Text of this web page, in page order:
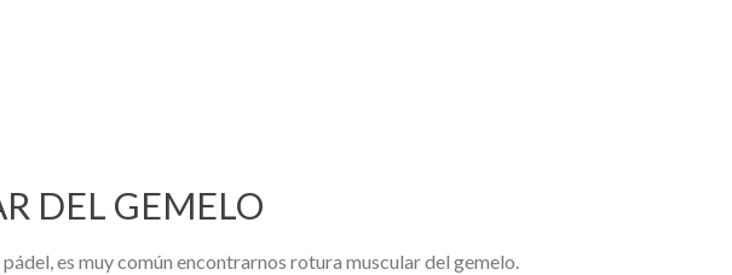
DEL GEMELO
es muy común encontrarnos rotura muscular del gemelo.